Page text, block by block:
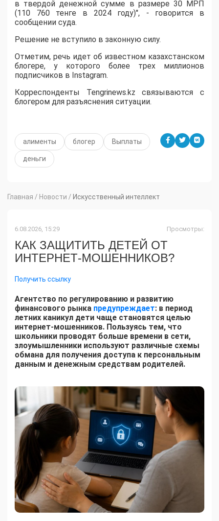
в твердой денежной сумме в размере 30 МРП
(110 760 тенге в 2024 году)", - говорится в
сообщении суда.
Решение не вступило в законную силу.
Отметим, речь идет об известном казахстанском
блогере, у которого более трех миллионов
подписчиков в Instagram.
Корреспонденты Tengrinews.kz связываются с
блогером для разъяснения ситуации.
алименты блогер Выплаты
деньги
Главная / Новости / Искусственный интеллект
6.08.2026, 15:29 Просмотры:
КАК ЗАЩИТИТЬ ДЕТЕЙ ОТ
ИНТЕРНЕТ-МОШЕННИКОВ?
Получить ссылку
Агентство по регулированию и развитию
финансового рынка предупреждает: в период
летних каникул дети чаще становятся целью
интернет-мошенников. Пользуясь тем, что
школьники проводят больше времени в сети,
злоумышленники используют различные схемы
обмана для получения доступа к персональным
данным и денежным средствам родителей.